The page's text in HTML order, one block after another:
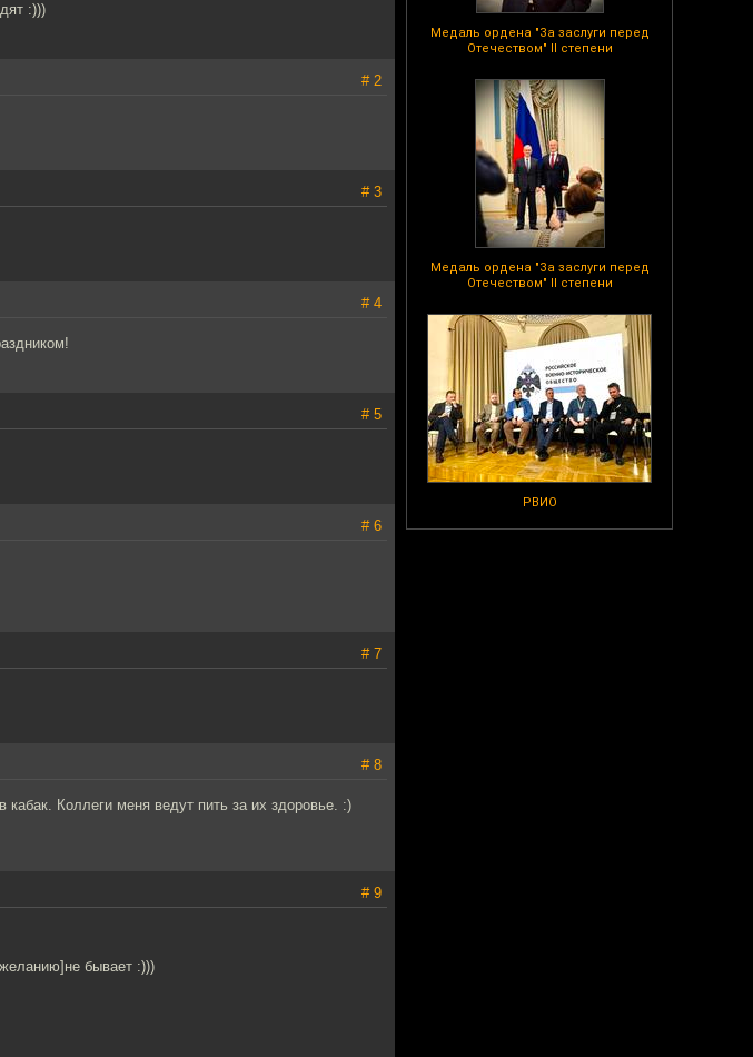
Медаль ордена "За заслуги перед
Отечеством" II степени
Медаль ордена "За заслуги перед
Отечеством" II степени
РВИО
:)))
# 2
# 3
# 4
# 5
# 6
# 7
# 8
кабак. Коллеги меня ведут пить за их здоровье. :)
# 9
бывает :)))